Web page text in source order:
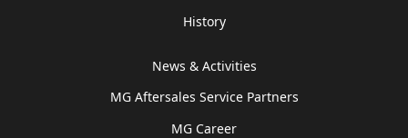
History
News & Activities
MG Aftersales Service Partners
MG Career